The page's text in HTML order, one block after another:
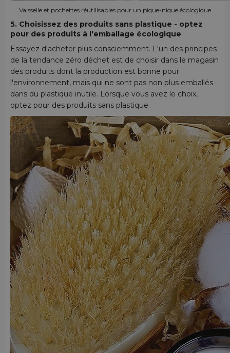
Vaisselle et pochettes réutilisables pour un pique-nique écologique
5. Choisissez des produits sans plastique - optez
pour des produits à l'emballage écologique
Essayez d'acheter plus consciemment. L'un des principes
de la tendance zéro déchet est de choisir dans le magasin
des produits dont la production est bonne pour
l'environnement, mais qui ne sont pas non plus emballés
dans du plastique inutile. Lorsque vous avez le choix,
optez pour des produits sans plastique.